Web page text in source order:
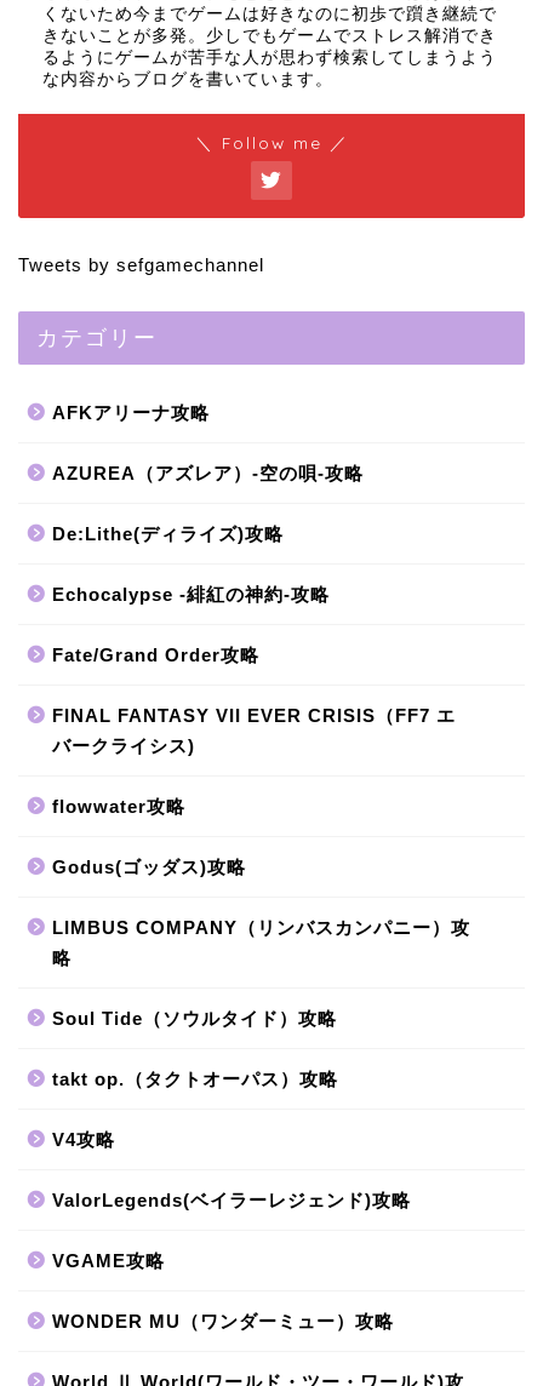
くないため今までゲームは好きなのに初歩で躓き継続で
きないことが多発。少しでもゲームでストレス解消でき
るようにゲームが苦手な人が思わず検索してしまうよう
な内容からブログを書いています。
＼ Follow me ／
Tweets by sefgamechannel
カテゴリー
AFKアリーナ攻略
AZUREA（アズレア）-空の唄-攻略
De:Lithe(ディライズ)攻略
Echocalypse -緋紅の神約-攻略
Fate/Grand Order攻略
FINAL FANTASY VII EVER CRISIS（FF7 エ
バークライシス)
flowwater攻略
Godus(ゴッダス)攻略
LIMBUS COMPANY（リンバスカンパニー）攻
略
Soul Tide（ソウルタイド）攻略
takt op.（タクトオーパス）攻略
V4攻略
ValorLegends(ベイラーレジェンド)攻略
VGAME攻略
WONDER MU（ワンダーミュー）攻略